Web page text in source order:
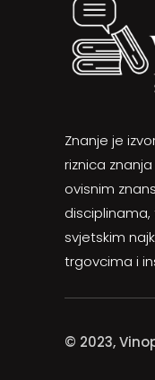
Znanje je
riznica
ovisnim
svjetskim
trgovcima i
© 2023,